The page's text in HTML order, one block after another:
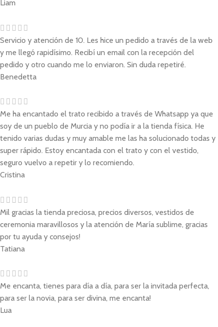
Liam
Servicio y atención de 10. Les hice un pedido a través de la web
y me llegó rapidísimo. Recibí un email con la recepción del
pedido y otro cuando me lo enviaron. Sin duda repetiré.
Benedetta
Me ha encantado el trato recibido a través de Whatsapp ya que
soy de un pueblo de Murcia y no podía ir a la tienda física. He
tenido varias dudas y muy amable me las ha solucionado todas y
super rápido. Estoy encantada con el trato y con el vestido,
seguro vuelvo a repetir y lo recomiendo.
Cristina
Mil gracias la tienda preciosa, precios diversos, vestidos de
ceremonia maravillosos y la atención de María sublime, gracias
por tu ayuda y consejos!
Tatiana
Me encanta, tienes para día a día, para ser la invitada perfecta,
para ser la novia, para ser divina, me encanta!
Lua